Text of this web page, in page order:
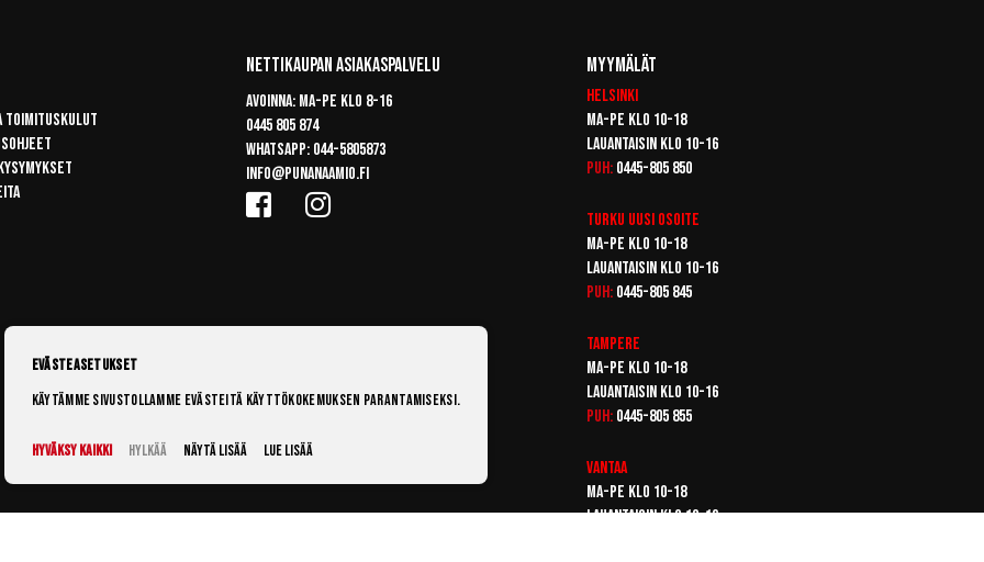
toimituskulut
Nettikaupan Asiakaspalvelu
Avoinna: Ma-pe klo 8-16
0445 805 874
Whatsapp: 044-5805873
info@punanaamio.fi
Myymälät
Helsinki
Ma-pe klo 10-18
Lauantaisin klo 10-16
Puh: 0445-805 850
Turku Uusi osoite
Ma-pe klo 10-18
Lauantaisin klo 10-16
Puh: 0445-805 845
Tampere
Ma-pe klo 10-18
Lauantaisin klo 10-16
Puh: 0445-805 855
Vantaa
Ma-pe klo 10-18
Lauantaisin klo 10-16
Evästeasetukset
Käytämme sivustollamme evästeitä käyttökokemuksen parantamiseksi.
Hyväksy kaikki Hylkää Näytä lisää Lue lisää